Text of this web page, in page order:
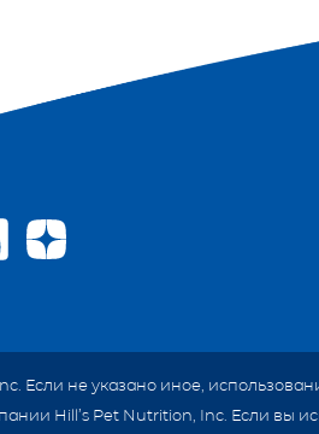
Если не указано иное,
Hill’s Pet Nutrition, Inc. Если вы